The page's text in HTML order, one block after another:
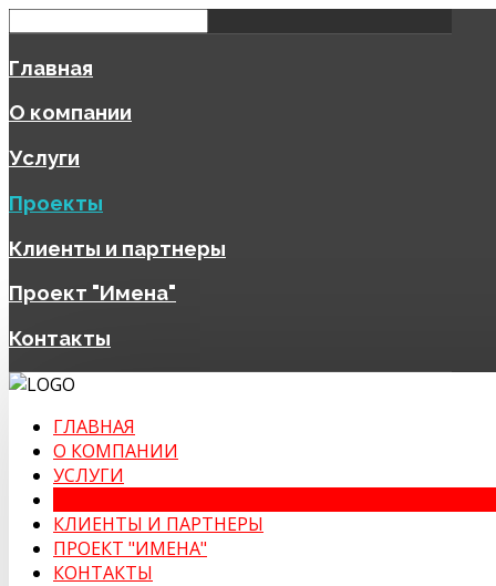
Главная
О компании
Услуги
Проекты
Клиенты и партнеры
Проект "Имена"
Контакты
ГЛАВНАЯ
О КОМПАНИИ
УСЛУГИ
КЛИЕНТЫ И ПАРТНЕРЫ
ПРОЕКТ "ИМЕНА"
КОНТАКТЫ